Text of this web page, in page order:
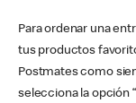
Para ordenar una
tus productos
Postmates como
selecciona la opción